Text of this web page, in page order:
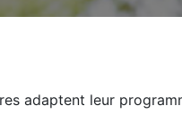
adaptent leur